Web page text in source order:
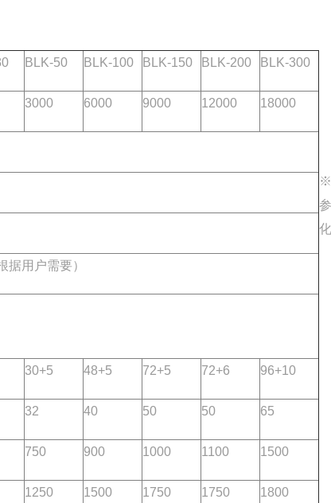
BLK-50 BLK-100 BLK-150 BLK-200 BLK-300
3000 6000 9000 12000 18000
据用户需要）
30+5 48+5 72+5 72+6 96+10
32 40 50 50 65
750 900 1000 1100 1500
1250 1500 1750 1750 1800
※